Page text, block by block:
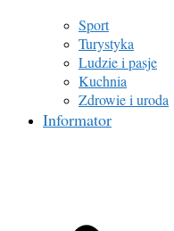
Sport
Turystyka
Ludzie i pasje
Kuchnia
Zdrowie i uroda
Informator